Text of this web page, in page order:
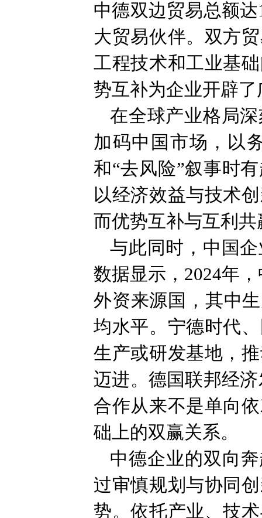
中德双边贸易总额
大贸易伙伴。双方
工程技术和工业基
势互补为企业开辟
在全球产业格局
加码中国市场，以
和“去风险”叙事时
以经济效益与技术
而优势互补与互利
与此同时，中国
数据显示，2024年
外资来源国，其中
均水平。宁德时代
生产或研发基地，
迈进。德国联邦经
合作从来不是单向
础上的双赢关系。
中德企业的双向
过审慎规划与协同
势。依托产业、技